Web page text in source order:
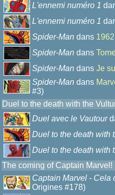
L'ennemi numéro 1
L'ennemi numéro 1
Spider-Man dans
Spider-Man dans
Spider-Man dans Je
Spider-Man dans
#3)
Duel to the death with the
Duel avec le Vautour
Duel to the death with
Duel to the death with
The coming of Captain
Captain Marvel - Cela
Origines #178)